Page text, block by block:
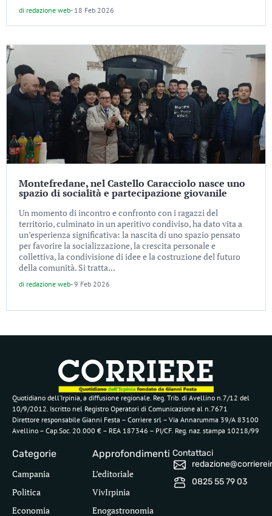
di redazione web- 18 Feb 2026
Montefredane, nel Castello Caracciolo nasce uno
spazio di socialità e partecipazione giovanile
Un momento di incontro e confronto con i ragazzi del
territorio, culminato in un aperitivo condiviso, ha dato vita a
un’esperienza significativa: la nascita di uno spazio pensato
per favorire la socializzazione, la crescita personale e
collettiva, la condivisione di idee e la costruzione del futuro
della comunità. Si tratta...
di redazione web-9 Feb 2026
Quotidiano dell’Irpinia, a diffusione regionale. Reg. Trib. di Avellino n.7/12 del
10/9/2012. Iscritto nel Registro Operatori di Comunicazione al n.7671
Direttore responsabile Gianni Festa – Corriere srl – Via Annarumma 39/A 83100
Avellino – Cap.Soc. 20.000 € – REA 187346 – PI/CF. Reg. naz. stampa 10218/99
Categorie
Campania
Politica
Economia
Approfondimenti
L’editoriale
VivIrpinia
Enogastronomia
Contattaci
0825 55 79 03